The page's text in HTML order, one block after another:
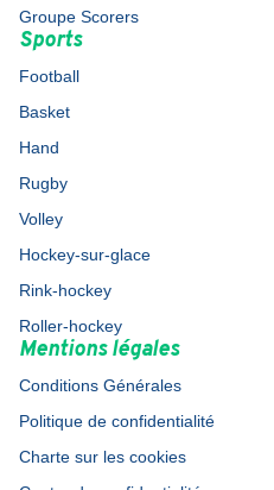
Groupe Scorers
Sports
Football
Basket
Hand
Rugby
Volley
Hockey-sur-glace
Rink-hockey
Roller-hockey
Mentions légales
Conditions Générales
Politique de confidentialité
Charte sur les cookies